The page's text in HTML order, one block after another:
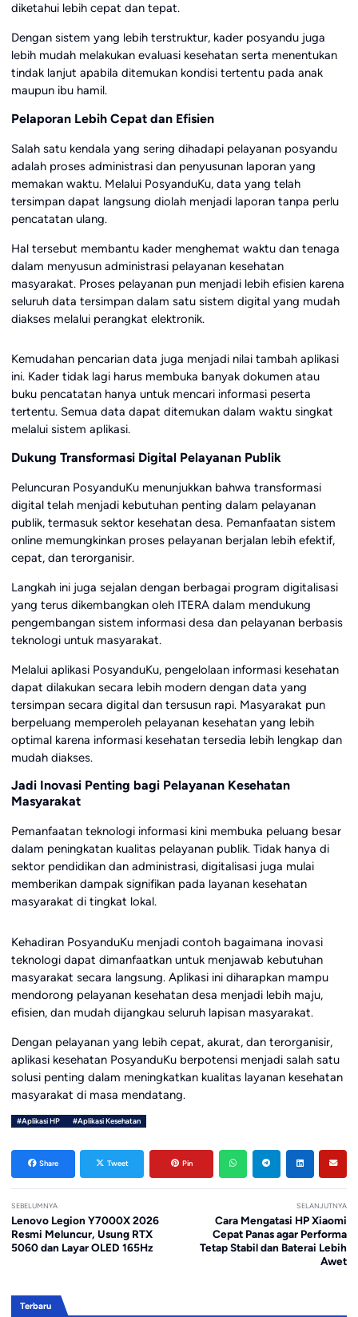
diketahui lebih cepat dan tepat.
Dengan sistem yang lebih terstruktur, kader posyandu juga
lebih mudah melakukan evaluasi kesehatan serta menentukan
tindak lanjut apabila ditemukan kondisi tertentu pada anak
maupun ibu hamil.
Pelaporan Lebih Cepat dan Efisien
Salah satu kendala yang sering dihadapi pelayanan posyandu
adalah proses administrasi dan penyusunan laporan yang
memakan waktu. Melalui PosyanduKu, data yang telah
tersimpan dapat langsung diolah menjadi laporan tanpa perlu
pencatatan ulang.
Hal tersebut membantu kader menghemat waktu dan tenaga
dalam menyusun administrasi pelayanan kesehatan
masyarakat. Proses pelayanan pun menjadi lebih efisien karena
seluruh data tersimpan dalam satu sistem digital yang mudah
diakses melalui perangkat elektronik.
Kemudahan pencarian data juga menjadi nilai tambah aplikasi
ini. Kader tidak lagi harus membuka banyak dokumen atau
buku pencatatan hanya untuk mencari informasi peserta
tertentu. Semua data dapat ditemukan dalam waktu singkat
melalui sistem aplikasi.
Dukung Transformasi Digital Pelayanan Publik
Peluncuran PosyanduKu menunjukkan bahwa transformasi
digital telah menjadi kebutuhan penting dalam pelayanan
publik, termasuk sektor kesehatan desa. Pemanfaatan sistem
online memungkinkan proses pelayanan berjalan lebih efektif,
cepat, dan terorganisir.
Langkah ini juga sejalan dengan berbagai program digitalisasi
yang terus dikembangkan oleh ITERA dalam mendukung
pengembangan sistem informasi desa dan pelayanan berbasis
teknologi untuk masyarakat.
Melalui aplikasi PosyanduKu, pengelolaan informasi kesehatan
dapat dilakukan secara lebih modern dengan data yang
tersimpan secara digital dan tersusun rapi. Masyarakat pun
berpeluang memperoleh pelayanan kesehatan yang lebih
optimal karena informasi kesehatan tersedia lebih lengkap dan
mudah diakses.
Jadi Inovasi Penting bagi Pelayanan Kesehatan
Masyarakat
Pemanfaatan teknologi informasi kini membuka peluang besar
dalam peningkatan kualitas pelayanan publik. Tidak hanya di
sektor pendidikan dan administrasi, digitalisasi juga mulai
memberikan dampak signifikan pada layanan kesehatan
masyarakat di tingkat lokal.
Kehadiran PosyanduKu menjadi contoh bagaimana inovasi
teknologi dapat dimanfaatkan untuk menjawab kebutuhan
masyarakat secara langsung. Aplikasi ini diharapkan mampu
mendorong pelayanan kesehatan desa menjadi lebih maju,
efisien, dan mudah dijangkau seluruh lapisan masyarakat.
Dengan pelayanan yang lebih cepat, akurat, dan terorganisir,
aplikasi kesehatan PosyanduKu berpotensi menjadi salah satu
solusi penting dalam meningkatkan kualitas layanan kesehatan
masyarakat di masa mendatang.
#Aplikasi HP #Aplikasi Kesehatan
Share Tweet Pin
SEBELUMNYA
Lenovo Legion Y7000X 2026
Resmi Meluncur, Usung RTX
5060 dan Layar OLED 165Hz
SELANJUTNYA
Cara Mengatasi HP Xiaomi
Cepat Panas agar Performa
Tetap Stabil dan Baterai Lebih
Awet
Terbaru